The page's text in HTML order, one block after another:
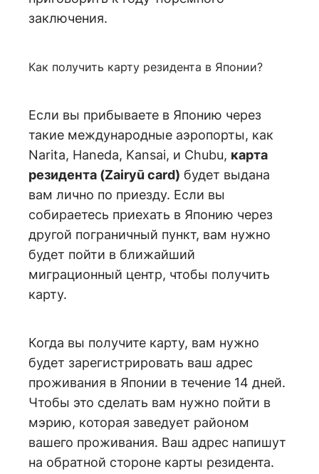
заключения.
Как получить карту резидента в Японии?
Если вы прибываете в Японию через
такие международные аэропорты, как
Narita, Haneda, Kansai, и Chubu, карта
резидента (Zairyū card) будет выдана
вам лично по приезду. Если вы
собираетесь приехать в Японию через
другой пограничный пункт, вам нужно
будет пойти в ближайший
миграционный центр, чтобы получить
карту.
Когда вы получите карту, вам нужно
будет зарегистрировать ваш адрес
проживания в Японии в течение 14 дней.
Чтобы это сделать вам нужно пойти в
мэрию, которая заведует районом
вашего проживания. Ваш адрес напишут
на обратной стороне карты резидента.